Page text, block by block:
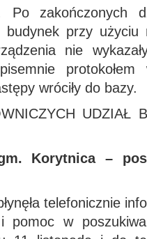
Po zakończonych
budynek przy użyciu
nie
wróciły do bazy.
UDZIAŁ
Korytnica –
telefonicznie
pomoc w